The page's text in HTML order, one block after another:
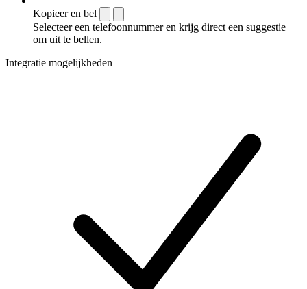
Kopieer en bel
Selecteer een telefoonnummer en krijg direct een suggestie
om uit te bellen.
Integratie mogelijkheden